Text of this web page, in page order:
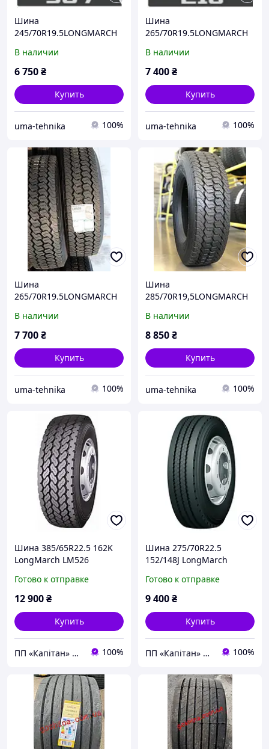
Шина
245/70R19.5LONGMARCH
В наличии
6 750₴
Купить
uma-tehnika 100%
Шина
265/70R19.5LONGMARCH
В наличии
7 400₴
Купить
uma-tehnika 100%
Шина
265/70R19.5LONGMARCH
В наличии
7 700₴
Купить
uma-tehnika 100%
Шина
285/70R19,5LONGMARCH
В наличии
8 850₴
Купить
uma-tehnika 100%
Шина 385/65R22.5 162K
LongMarch LM526
Готово к отправке
12 900₴
Купить
ПП «Капітан» | AUTO & ENERGY⭐️⭐️⭐️⭐️⭐️ 100%
Шина 275/70R22.5
152/148J LongMarch
Готово к отправке
9 400₴
Купить
ПП «Капітан» | AUTO & ENERGY⭐️⭐️⭐️⭐️⭐️ 100%